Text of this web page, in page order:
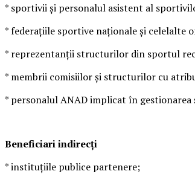
* sportivii și personalul asistent al
* federațiile sportive naționale și celelalte
* reprezentanții structurilor din sportul
* membrii comisiilor și structurilor cu
* personalul ANAD implicat în
Beneficiari indirecți
* instituțiile publice partenere;